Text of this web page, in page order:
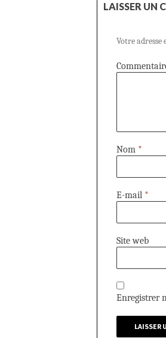
LAISSER UN
Votre adresse
Nom *
E-mail *
Site web
Enregistrer